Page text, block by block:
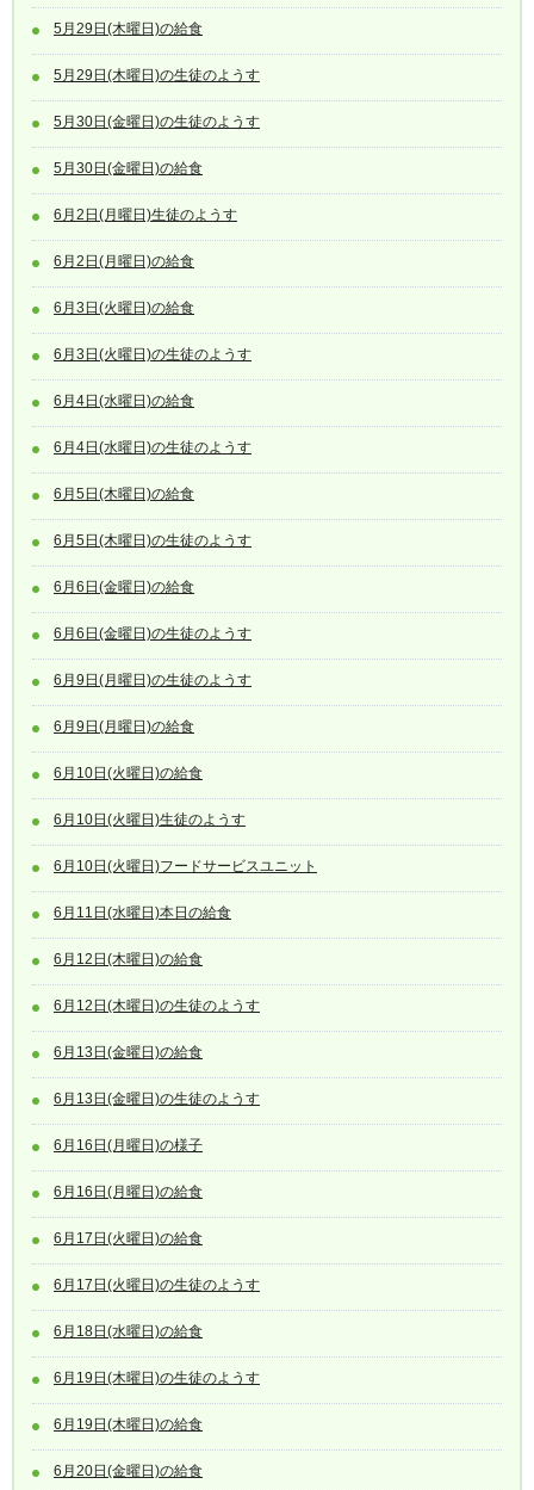
5月29日(木曜日)の給食
5月29日(木曜日)の生徒のようす
5月30日(金曜日)の生徒のようす
5月30日(金曜日)の給食
6月2日(月曜日)生徒のようす
6月2日(月曜日)の給食
6月3日(火曜日)の給食
6月3日(火曜日)の生徒のようす
6月4日(水曜日)の給食
6月4日(水曜日)の生徒のようす
6月5日(木曜日)の給食
6月5日(木曜日)の生徒のようす
6月6日(金曜日)の給食
6月6日(金曜日)の生徒のようす
6月9日(月曜日)の生徒のようす
6月9日(月曜日)の給食
6月10日(火曜日)の給食
6月10日(火曜日)生徒のようす
6月10日(火曜日)フードサービスユニット
6月11日(水曜日)本日の給食
6月12日(木曜日)の給食
6月12日(木曜日)の生徒のようす
6月13日(金曜日)の給食
6月13日(金曜日)の生徒のようす
6月16日(月曜日)の様子
6月16日(月曜日)の給食
6月17日(火曜日)の給食
6月17日(火曜日)の生徒のようす
6月18日(水曜日)の給食
6月19日(木曜日)の生徒のようす
6月19日(木曜日)の給食
6月20日(金曜日)の給食